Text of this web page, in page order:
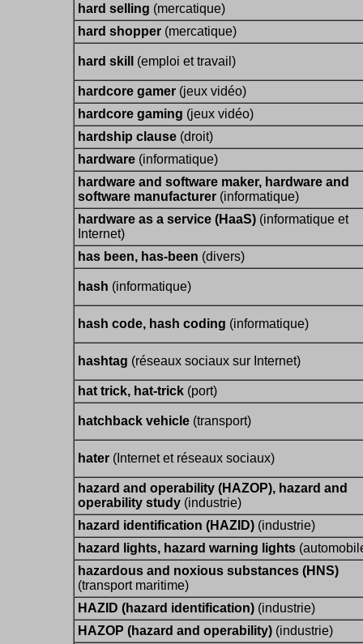
hard selling (mercatique)
hard shopper (mercatique)
hard skill (emploi et travail)
hardcore gamer (jeux vidéo)
hardcore gaming (jeux vidéo)
hardship clause (droit)
hardware (informatique)
hardware and software maker, hardware and
software manufacturer (informatique)
hardware as a service (HaaS) (informatique et
Internet)
has been, has-been (divers)
hash (informatique)
hash code, hash coding (informatique)
hashtag (réseaux sociaux sur Internet)
hat trick, hat-trick (port)
hatchback vehicle (transport)
hater (Internet et réseaux sociaux)
hazard and operability (HAZOP), hazard and
operability study (industrie)
hazard identification (HAZID) (industrie)
hazard lights, hazard warning lights
hazardous and noxious substances (HNS)
(transport maritime)
HAZID (hazard identification) (industrie)
HAZOP (hazard and operability) (industrie)